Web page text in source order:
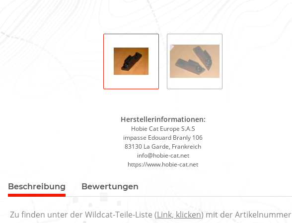
Herstellerinformationen:
Hobie Cat Europe S.A.S
impasse Edouard Branly 106
83130 La Garde, Frankreich
info@hobie-cat.net
https://www.hobie-cat.net
Beschreibung Bewertungen
Zu finden unter der Wildcat-Teile-Liste (Link, klicken) mit der Artikelnummer